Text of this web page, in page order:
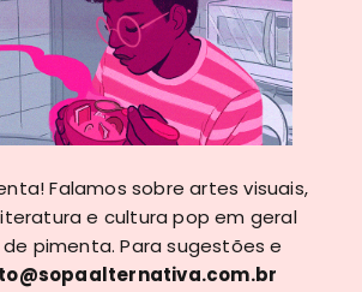
Falamos sobre artes visuais,
e cultura pop em geral
pimenta. Para sugestões e